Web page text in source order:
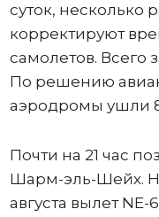
суток, несколько
корректируют
самолетов. Всего
По решению
аэродромы ушли
Почти на 21 час
Шарм-эль-Шейх.
августа вылет